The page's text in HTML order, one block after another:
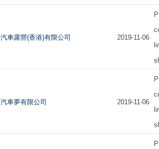
汽車露營(香港)有限公司 2019-11-06
汽車夢有限公司 2019-11-06